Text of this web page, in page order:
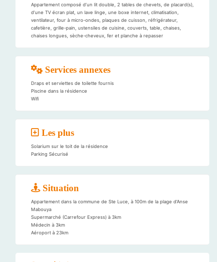
Appartement composé d’un lit double, 2 tables de chevets, de placard(s),
d’une TV écran plat, un lave linge, une boxe internet, climatisation,
ventilateur, four à micro-ondes, plaques de cuisson, réfrigérateur,
cafetière, grille-pain, ustensiles de cuisine, couverts, table, chaises,
chaises longues, sèche-cheveux, fer et planche à repasser
Services annexes
Draps et serviettes de toilette fournis
Piscine dans la résidence
Wifi
Les plus
Solarium sur le toit de la résidence
Parking Sécurisé
Situation
Appartement dans la commune de Ste Luce, à 100m de la plage d’Anse
Mabouya
Supermarché (Carrefour Express) à 3km
Médecin à 3km
Aéroport à 23km